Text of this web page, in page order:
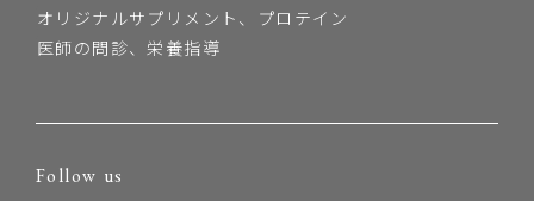
オリジナルサプリメント、プロテイン
医師の問診、栄養指導
Follow us